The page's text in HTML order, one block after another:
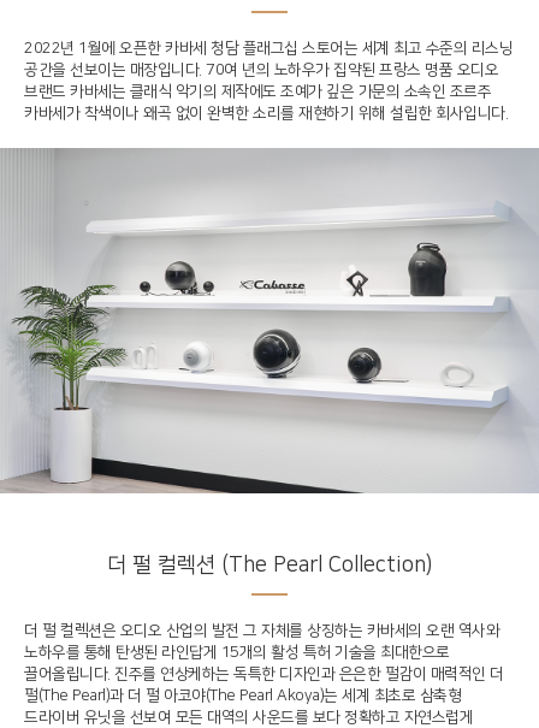
2022년 1월에 오픈한 카바세 청담 플래그십 스토어는 세계 최고 수준의 리스닝
공간을 선보이는 매장입니다. 70여 년의 노하우가 집약된 프랑스 명품 오디오
브랜드 카바세는 클래식 악기의 제작에도 조예가 깊은 가문의 소속인 조르주
카바세가 착색이나 왜곡 없이 완벽한 소리를 재현하기 위해 설립한 회사입니다.
더 펄 컬렉션 (The Pearl Collection)
더 펄 컬렉션은 오디오 산업의 발전 그 자체를 상징하는 카바세의 오랜 역사와
노하우를 통해 탄생된 라인답게 15개의 활성 특허 기술을 최대한으로
끌어올립니다. 진주를 연상케하는 독특한 디자인과 은은한 펄감이 매력적인 더
펄(The Pearl)과 더 펄 아코야(The Pearl Akoya)는 세계 최초로 삼축형
드라이버 유닛을 선보여 모든 대역의 사운드를 보다 정확하고 자연스럽게